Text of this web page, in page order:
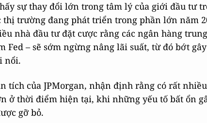
sự thay đổi lớn trong tâm lý của giới đầu tư
thị trường đang phát triển trong phần lớn năm
nhà đầu tư đặt cược rằng các ngân hàng
Fed – sẽ sớm ngừng nâng lãi suất, từ đó bớt
nổi.
tích của JPMorgan, nhận định rằng có rất
ở thời điểm hiện tại, khi những yếu tố bất ổn
gỡ bỏ.